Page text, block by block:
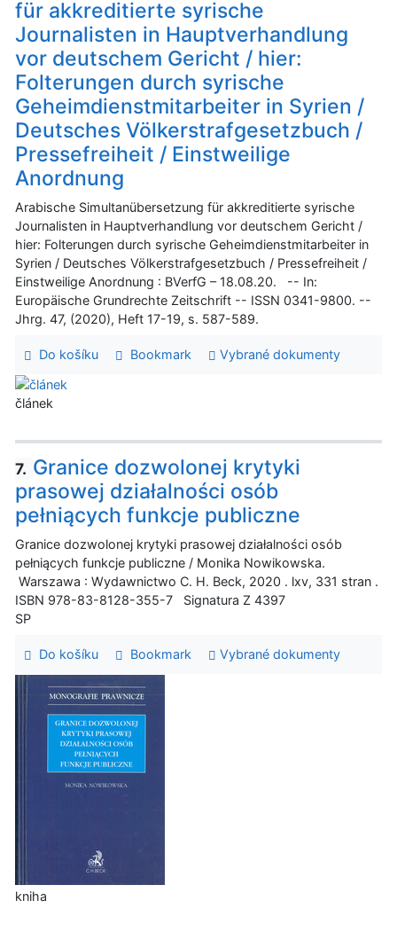
für akkreditierte syrische
Journalisten in Hauptverhandlung
vor deutschem Gericht / hier:
Folterungen durch syrische
Geheimdienstmitarbeiter in Syrien /
Deutsches Völkerstrafgesetzbuch /
Pressefreiheit / Einstweilige
Anordnung
Arabische Simultanübersetzung für akkreditierte syrische
Journalisten in Hauptverhandlung vor deutschem Gericht /
hier: Folterungen durch syrische Geheimdienstmitarbeiter in
Syrien / Deutsches Völkerstrafgesetzbuch / Pressefreiheit /
Einstweilige Anordnung : BVerfG – 18.08.20. -- In:
Europäische Grundrechte Zeitschrift -- ISSN 0341-9800. --
Jhrg. 47, (2020), Heft 17-19, s. 587-589.
Do košíku Bookmark Vybrané dokumenty
článek
7. Granice dozwolonej krytyki
prasowej działalności osób
pełniących funkcje publiczne
Granice dozwolonej krytyki prasowej działalności osób
pełniących funkcje publiczne / Monika Nowikowska.
Warszawa : Wydawnictwo C. H. Beck, 2020 . lxv, 331 stran .
ISBN 978-83-8128-355-7 Signatura Z 4397
SP
Do košíku Bookmark Vybrané dokumenty
kniha